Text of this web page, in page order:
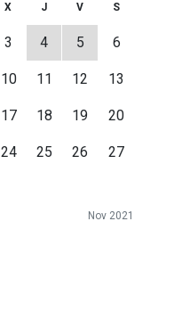
Nov 2021
X J V S
3 4 5 6
10 11 12 13
17 18 19 20
24 25 26 27